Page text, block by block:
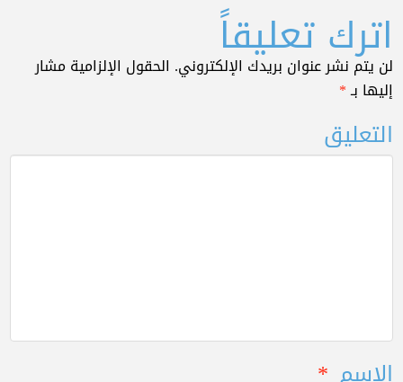
اترك تعليقاً
لن يتم نشر عنوان بريدك الإلكتروني. الحقول الإلزامية مشار
إليها بـ*
التعليق
الاسم *